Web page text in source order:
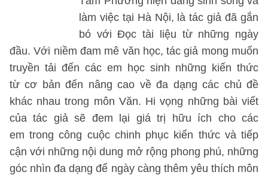
làm việc tại Hà Nội, là tác giả đã gắn
bó với Đọc tài liệu từ những ngày
đầu. Với niềm đam mê văn học, tác giả mong muốn
truyền tải đến các em học sinh những kiến thức
từ cơ bản đến nâng cao về đa dạng các chủ đề
khác nhau trong môn Văn. Hi vọng những bài viết
của tác giả sẽ đem lại giá trị hữu ích cho các
em trong công cuộc chinh phục kiến thức và tiếp
cận với những nội dung mở rộng phong phú, những
góc nhìn đa dạng để ngày càng thêm yêu thích môn